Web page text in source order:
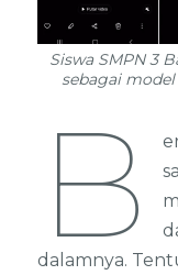
Siswa SMPN 3
sebagai
B
dalamnya.